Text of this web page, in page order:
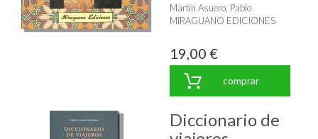
Martín Asuero, Pablo
MIRAGUANO EDICIONES
19,00 €
comprar
Diccionario de